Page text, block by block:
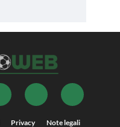
Privacy Note legali